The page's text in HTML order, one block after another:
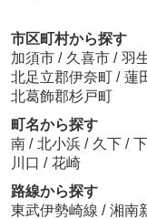
市区町村から探す
加須市 / 久喜市 / 羽
北足立郡伊奈町 / 蓮
北葛飾郡杉戸町
町名から探す
南 / 北小浜 / 久下 /
川口 / 花崎
路線から探す
東武伊勢崎線 / 湘南